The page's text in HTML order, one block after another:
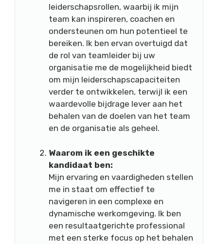
leiderschapsrollen, waarbij ik mijn
team kan inspireren, coachen en
ondersteunen om hun potentieel te
bereiken. Ik ben ervan overtuigd dat
de rol van teamleider bij uw
organisatie me de mogelijkheid biedt
om mijn leiderschapscapaciteiten
verder te ontwikkelen, terwijl ik een
waardevolle bijdrage lever aan het
behalen van de doelen van het team
en de organisatie als geheel.
Waarom ik een geschikte
kandidaat ben:
Mijn ervaring en vaardigheden stellen
me in staat om effectief te
navigeren in een complexe en
dynamische werkomgeving. Ik ben
een resultaatgerichte professional
met een sterke focus op het behalen